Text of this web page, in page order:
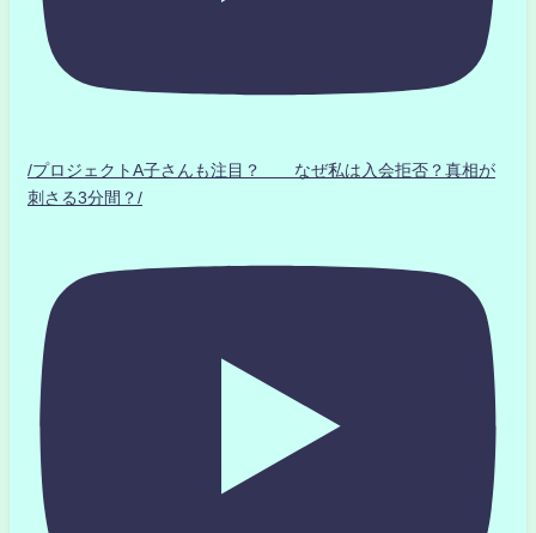
/プロジェクトA子さんも注目？ なぜ私は入会拒否？真相が
刺さる3分間？/